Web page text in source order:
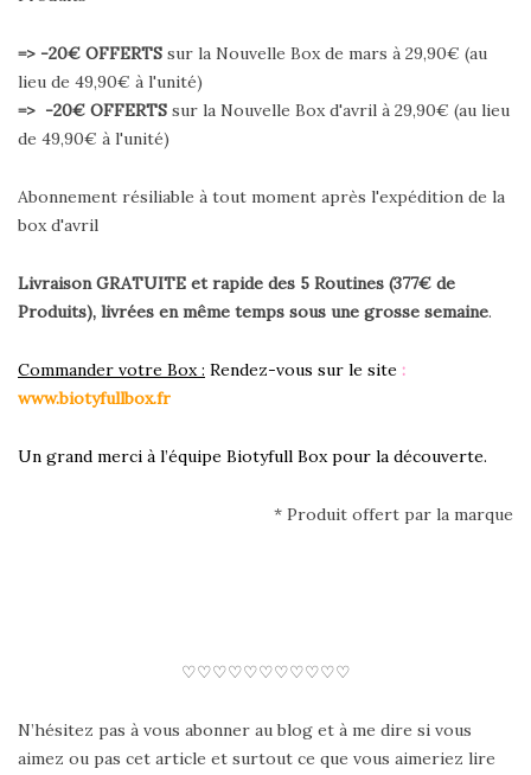
=> -20€ OFFERTS sur la Nouvelle Box de mars à 29,90€ (au
lieu de 49,90€ à l'unité)
=> -20€ OFFERTS sur la Nouvelle Box d'avril à 29,90€ (au lieu
de 49,90€ à l'unité)
Abonnement résiliable à tout moment après l'expédition de la
box d'avril
Livraison GRATUITE et rapide des 5 Routines (377€ de
Produits), livrées en même temps sous une grosse semaine.
Commander votre Box : Rendez-vous sur le site :
www.biotyfullbox.fr
Un grand merci à l’équipe Biotyfull Box pour la découverte.
* Produit offert par la marque
♡♡♡♡♡♡♡♡♡♡♡
N’hésitez pas à vous abonner au blog et à me dire si vous
aimez ou pas cet article et surtout ce que vous aimeriez lire